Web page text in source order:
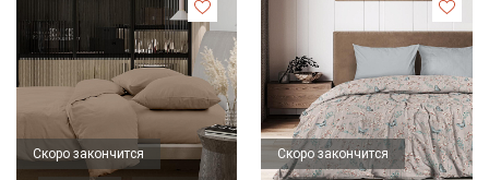
Скоро закончится Скоро закончится